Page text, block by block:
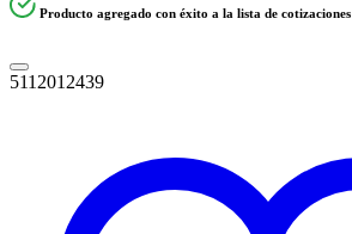
Producto agregado con éxito a la lista de cotizaciones
5112012439